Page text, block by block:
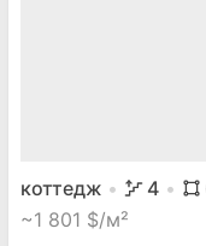
коттедж 4
~1 801 $/м²